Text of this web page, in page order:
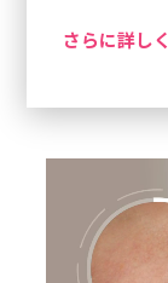
さらに詳しく